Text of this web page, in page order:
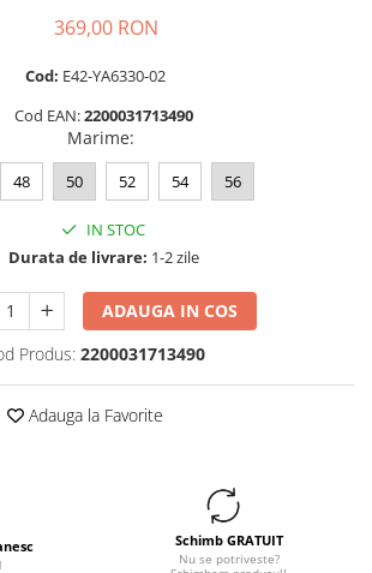
369,00 RON
Cod: E42-YA6330-02
Cod EAN:2200031713490
Marime:
48 50 52 54 56
IN STOC
Durata de livrare: 1-2 zile
ADAUGA IN COS
Produs: 2200031713490
Adauga la Favorite
Schimb GRATUIT
Nu se potriveste?